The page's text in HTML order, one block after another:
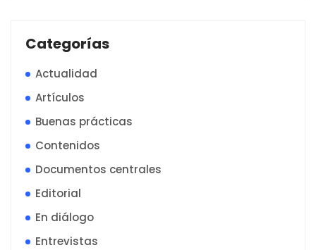
Categorías
Actualidad
Artículos
Buenas prácticas
Contenidos
Documentos centrales
Editorial
En diálogo
Entrevistas